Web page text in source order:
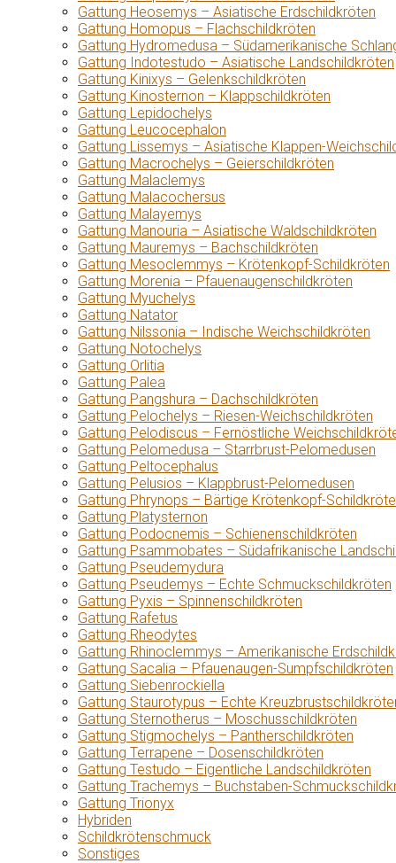
Gattung Heosemys – Asiatische Erdschildkröten
Gattung Homopus – Flachschildkröten
Gattung Hydromedusa – Südamerikanische
Gattung Indotestudo – Asiatische Landschildkröten
Gattung Kinixys – Gelenkschildkröten
Gattung Kinosternon – Klappschildkröten
Gattung Lepidochelys
Gattung Leucocephalon
Gattung Lissemys – Asiatische Klappen-
Gattung Macrochelys – Geierschildkröten
Gattung Malaclemys
Gattung Malacochersus
Gattung Malayemys
Gattung Manouria – Asiatische Waldschildkröten
Gattung Mauremys – Bachschildkröten
Gattung Mesoclemmys – Krötenkopf-Schildkröten
Gattung Morenia – Pfauenaugenschildkröten
Gattung Myuchelys
Gattung Natator
Gattung Nilssonia – Indische Weichschildkröten
Gattung Notochelys
Gattung Orlitia
Gattung Palea
Gattung Pangshura – Dachschildkröten
Gattung Pelochelys – Riesen-Weichschildkröten
Gattung Pelodiscus – Fernöstliche
Gattung Pelomedusa – Starrbrust-Pelomedusen
Gattung Peltocephalus
Gattung Pelusios – Klappbrust-Pelomedusen
Gattung Phrynops – Bärtige Krötenkopf-
Gattung Platysternon
Gattung Podocnemis – Schienenschildkröten
Gattung Psammobates – Südafrikanische
Gattung Pseudemydura
Gattung Pseudemys – Echte Schmuckschildkröten
Gattung Pyxis – Spinnenschildkröten
Gattung Rafetus
Gattung Rheodytes
Gattung Rhinoclemmys – Amerikanische
Gattung Sacalia – Pfauenaugen-Sumpfschildkröten
Gattung Siebenrockiella
Gattung Staurotypus – Echte
Gattung Sternotherus – Moschusschildkröten
Gattung Stigmochelys – Pantherschildkröten
Gattung Terrapene – Dosenschildkröten
Gattung Testudo – Eigentliche Landschildkröten
Gattung Trachemys – Buchstaben-
Gattung Trionyx
Hybriden
Schildkrötenschmuck
Sonstiges